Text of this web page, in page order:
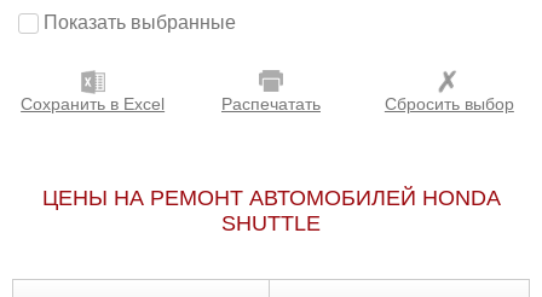
Показать выбранные
Сохранить в Excel Распечатать Сбросить выбор
ЦЕНЫ НА РЕМОНТ АВТОМОБИЛЕЙ HONDA
SHUTTLE